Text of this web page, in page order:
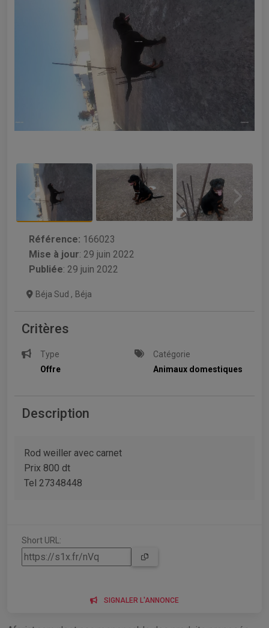
Référence: 166023
Mise à jour: 29 juin 2022
Publiée: 29 juin 2022
Béja Sud , Béja
Critères
Type
Offre
Catégorie
Animaux domestiques
Description
Rod weiller avec carnet
Prix 800 dt
Tel 27348448
Short URL:
SIGNALER L'ANNONCE